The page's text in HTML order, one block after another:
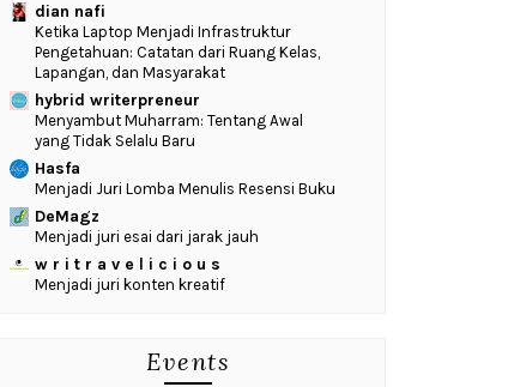
dian nafi
Ketika Laptop Menjadi Infrastruktur
Pengetahuan: Catatan dari Ruang Kelas,
Lapangan, dan Masyarakat
hybrid writerpreneur
Menyambut Muharram: Tentang Awal
yang Tidak Selalu Baru
Hasfa
Menjadi Juri Lomba Menulis Resensi Buku
DeMagz
Menjadi juri esai dari jarak jauh
w r i t r a v e l i c i o u s
Menjadi juri konten kreatif
Events